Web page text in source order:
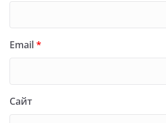
Email*
Сайт